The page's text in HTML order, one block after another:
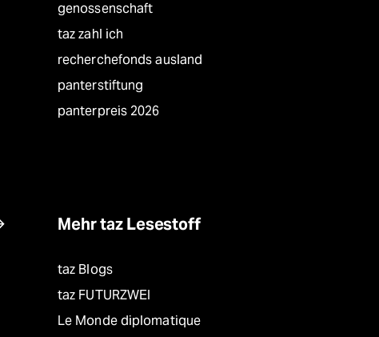
genossenschaft
taz zahl ich
recherchefonds ausland
panterstiftung
panterpreis 2026
Mehr taz Lesestoff
taz Blogs
taz FUTURZWEI
Le Monde diplomatique